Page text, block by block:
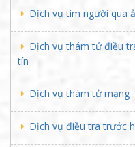
Dịch vụ tìm người qua
Dịch vụ thám tử điều
tín
Dịch vụ thám tử mạng
Dịch vụ điều tra trước